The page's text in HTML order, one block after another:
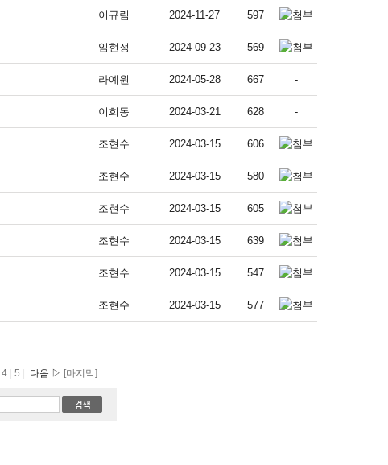
이규림 2024-11-27 597
임현정 2024-09-23 569
라예원 2024-05-28 667 -
이희동 2024-03-21 628 -
조현수 2024-03-15 606
조현수 2024-03-15 580
조현수 2024-03-15 605
조현수 2024-03-15 639
조현수 2024-03-15 547
조현수 2024-03-15 577
4 5 다음 ▷ [마지막]